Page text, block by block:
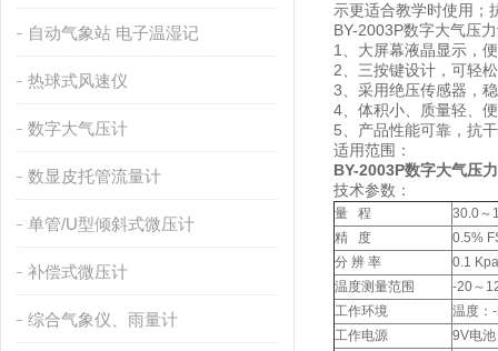
自动气象站 电子温湿记
热球式风速仪
数字大气压计
数显皮托管流量计
单管/U型倾斜式微压计
补偿式微压计
综合气象仪、雨量计
示更适合教学时使用；
BY-2003P数字大气压
1、大屏幕液晶显示，
2、三按键设计，可轻
3、采用绝压传感器，
4、体积小、质量轻、
5、产品性能可靠，抗
适用范围：
BY-2003P数字大气压
技术参数：
量 程
30.0～
精 度
0.5%
分 辨 率
0.1 Kpa
温度测量范围
-20～
工作环境
温度：
工作电源
9V电池